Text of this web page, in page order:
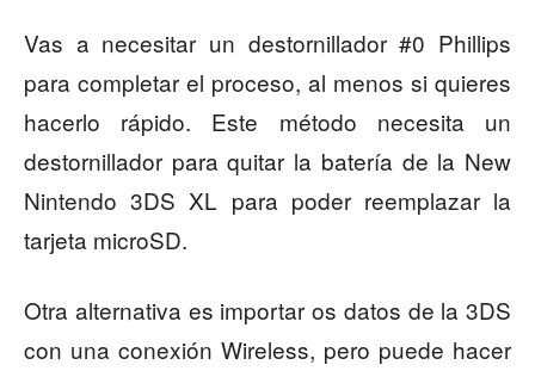
Vas a necesitar un destornillador #0 Phillips
para completar el proceso, al menos si quieres
hacerlo rápido. Este método necesita un
destornillador para quitar la batería de la New
Nintendo 3DS XL para poder reemplazar la
tarjeta microSD.
Otra alternativa es importar os datos de la 3DS
con una conexión Wireless, pero puede hacer